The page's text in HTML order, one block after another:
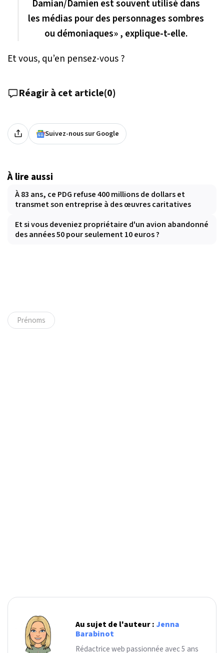
Damian/Damien est souvent utilisé dans
les médias pour des personnages sombres
ou démoniaques» , explique-t-elle.
Et vous, qu’en pensez-vous ?
Réagir à cet article(0)
Suivez-nous sur Google
À lire aussi
À 83 ans, ce PDG refuse 400 millions de dollars et
transmet son entreprise à des œuvres caritatives
Et si vous deveniez propriétaire d'un avion abandonné
des années 50 pour seulement 10 euros ?
Prénoms
Au sujet de l'auteur : Jenna
Barabinot
Rédactrice web passionnée avec 5 ans